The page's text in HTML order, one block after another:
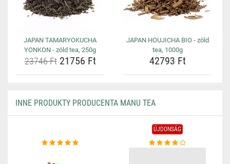
JAPAN TAMARYOKUCHA
YONKON - zöld tea, 250g
23746 Ft21756 Ft
JAPAN HOUJICHA BIO - zöld
tea, 1000g
42793 Ft
INNE PRODUKTY PRODUCENTA MANU TEA
ÚJDONSÁG